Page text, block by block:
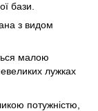
бази.
з видом
малою
лужках
потужністю,